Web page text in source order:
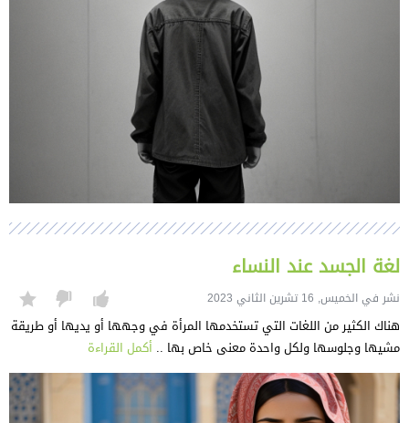
لغة الجسد عند النساء
نشر في الخميس, 16 تشرين الثاني 2023
هناك الكثير من اللغات التي تستخدمها المرأة في وجهها أو يديها أو طريقة
مشيها وجلوسها ولكل واحدة معنى خاص بها .. أكمل القراءة